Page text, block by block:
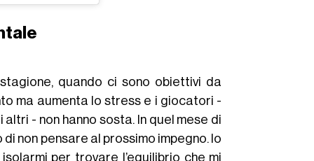
quando ci sono obiettivi da
ma aumenta lo stress e i giocatori -
- non hanno sosta. In quel mese di
non pensare al prossimo impegno. Io
per trovare l’equilibrio che mi